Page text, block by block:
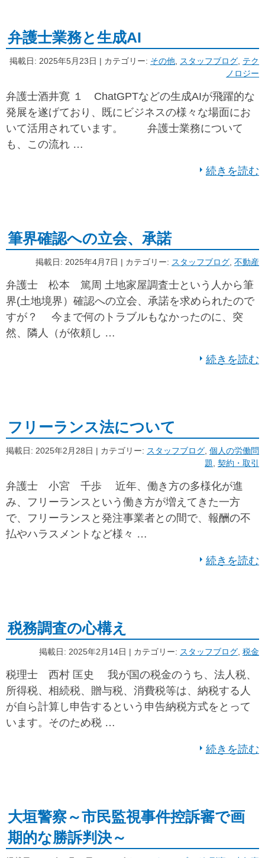
弁護士業務と生成AI
掲載日: 2025年5月23日 | カテゴリー: その他 スタッフブログ テク
ノロジー
弁護士酒井寛 １ ChatGPTなどの生成AIが飛躍的な
発展を遂げており、既にビジネスの様々な場面にお
いて活用されています。 弁護士業務について
も、この流れ …
続きを読む
筆界確認への立会、承諾
掲載日: 2025年4月7日 | カテゴリー: スタッフブログ 不動産
弁護士 松本 篤周 土地家屋調査士という人から筆
界(土地境界）確認への立会、承諾を求められたので
すが？ 今まで何のトラブルもなかったのに、突
然、隣人（が依頼し …
続きを読む
フリーランス法について
掲載日: 2025年2月28日 | カテゴリー: スタッフブログ 個人の労働問
題 契約・取引
弁護士 小宮 千歩 近年、働き方の多様化が進
み、フリーランスという働き方が増えてきた一方
で、フリーランスと発注事業者との間で、報酬の不
払やハラスメントなど様々 …
続きを読む
税務調査の心構え
掲載日: 2025年2月14日 | カテゴリー: スタッフブログ 税金
税理士 西村 匡史 我が国の税金のうち、法人税、
所得税、相続税、贈与税、消費税等は、納税する人
が自ら計算し申告するという申告納税方式をとって
います。そのため税 …
続きを読む
大垣警察～市民監視事件控訴審で画
期的な勝訴判決～